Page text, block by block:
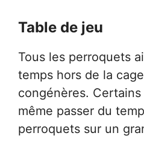
Table de jeu
Tous les perroquets
temps hors de la
congénères.
même passer du
perroquets sur un